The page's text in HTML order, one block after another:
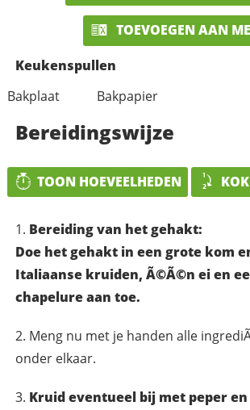
TOEVOEGEN AAN
Keukenspullen
Bakplaat
Bakpapier
Bereidingswijze
TOON HOEVEELHEDEN
Bereiding van het gehakt:
Doe het gehakt in een grote kom
Italiaanse kruiden, Ã©Ã©n ei en
chapelure aan toe.
Meng nu met je handen alle
onder elkaar.
Kruid eventueel bij met peper